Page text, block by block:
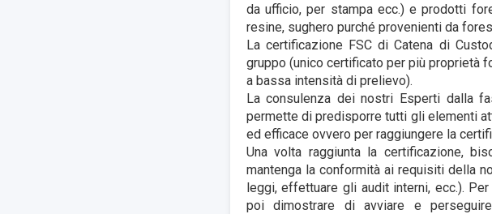
da ufficio, per stampa ecc.) e prodotti
resine, sughero purché provenienti da
La certificazione FSC di Catena di
gruppo (unico certificato per più proprietà
a bassa intensità di prelievo).
La consulenza dei nostri Esperti dalla
permette di predisporre tutti gli elementi
ed efficace ovvero per raggiungere la
Una volta raggiunta la certificazione,
mantenga la conformità ai requisiti della
leggi, effettuare gli audit interni, ecc.).
poi dimostrare di avviare e